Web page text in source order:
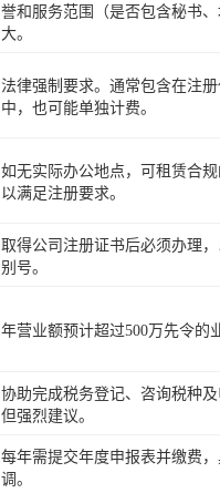
誉和服务范围（是否包含秘书
大。
法律强制要求。通常包含在注
中，也可能单独计费。
如无实际办公地点，可租赁合
以满足注册要求。
取得公司注册证书后必须办理
别号。
年营业额预计超过500万先令的
协助完成税务登记、咨询税种
但强烈建议。
每年需提交年度申报表并缴费
调。